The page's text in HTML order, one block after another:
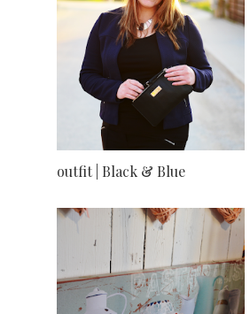
outfit | Black & Blue